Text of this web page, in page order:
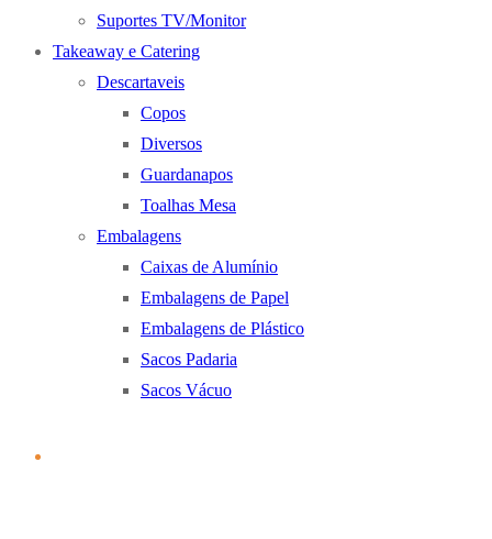
Suportes TV/Monitor
Takeaway e Catering
Descartaveis
Copos
Diversos
Guardanapos
Toalhas Mesa
Embalagens
Caixas de Alumínio
Embalagens de Papel
Embalagens de Plástico
Sacos Padaria
Sacos Vácuo